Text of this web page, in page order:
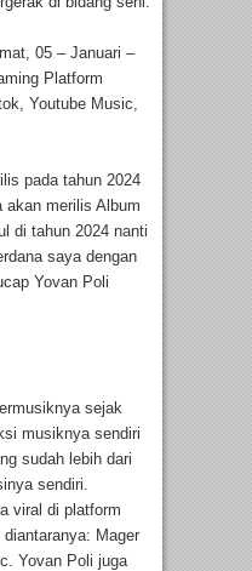
05 – Januari –
Platform
Youtube Music,
pada tahun 2024
akan merilis Album
di tahun 2024 nanti
saya dengan
Yovan Poli
sejak
musiknya sendiri
sudah lebih dari
sendiri.
viral di platform
Mager
Yovan Poli juga